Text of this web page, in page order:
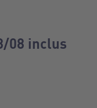
08 inclus